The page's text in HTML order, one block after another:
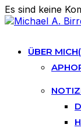
Es sind keine
Skip
ÜBER